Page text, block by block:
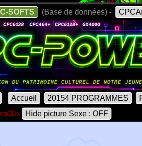
SOFTS (Base de données) -
Accueil 20154 PROGRAMMES
Hide picture Sexe : OFF